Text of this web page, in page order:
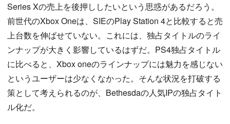
Series Xの売上を後押ししたいという思惑があるだろう。
前世代のXbox Oneは、SIEのPlay Station 4と比較すると売
上台数を伸ばせていない。これには、独占タイトルのライ
ンナップが大きく影響しているはずだ。PS4独占タイトル
に比べると、Xbox oneのラインナップには魅力を感じない
というユーザーは少なくなかった。そんな状況を打破する
策として考えられるのが、Bethesdaの人気IPの独占タイト
ル化だ。